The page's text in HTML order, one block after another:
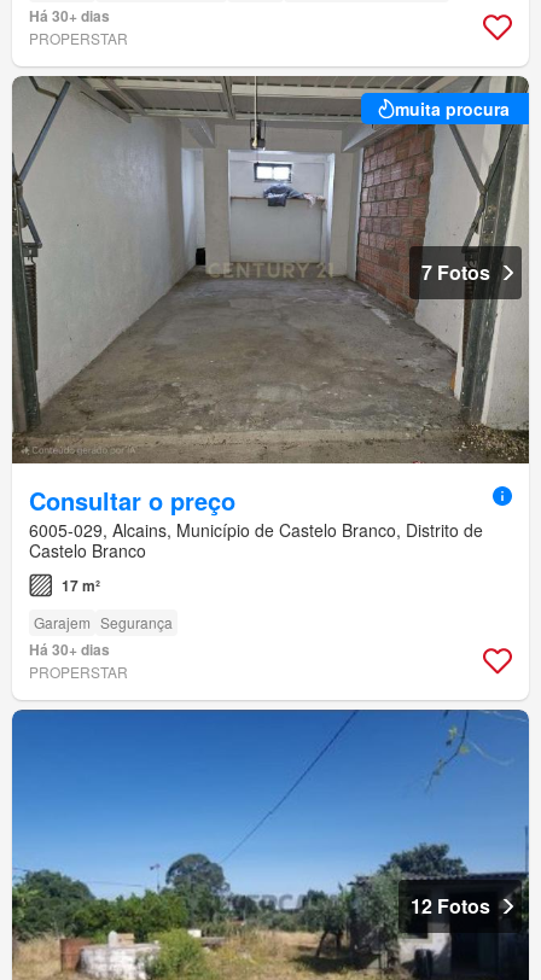
Há 30+ dias
PROPERSTAR
muita procura
7 Fotos
Consultar o preço
6005-029, Alcains, Município de Castelo Branco, Distrito de
Castelo Branco
17 m²
Garajem Segurança
Há 30+ dias
PROPERSTAR
12 Fotos